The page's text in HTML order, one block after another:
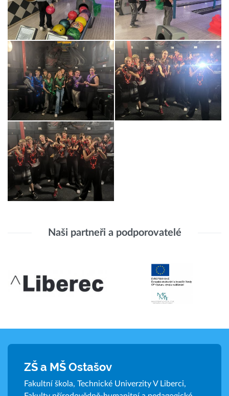
Naši partneři a podporovatelé
ZŠ a MŠ Ostašov
Fakultní škola, Technické Univerzity V Liberci,